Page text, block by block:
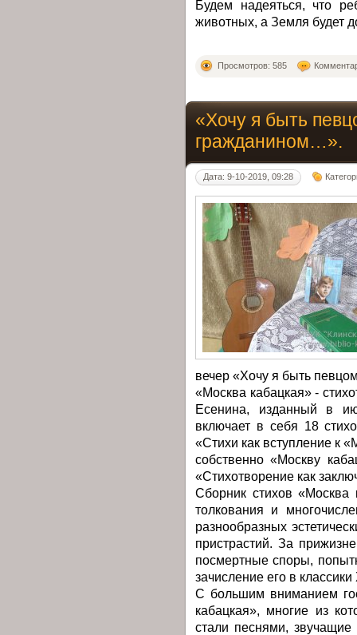
Будем надеяться, что
животных, а Земля будет
Просмотров: 585
«Хочу я быть
гражданином…».
Дата: 9-10-2019, 09:28
вечер «Хочу я быть
«Москва кабацкая» -
Есенина, изданный в
включает в себя 18
«Стихи как вступление к
собственно «Москву
«Стихотворение как
Сборник стихов
толкования и
разнообразных
пристрастий. За
посмертные споры,
зачисление его в классики
С большим вниманием
кабацкая», многие из
стали песнями,